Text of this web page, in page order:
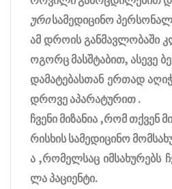
ურისამედიცინო
ამ დროის განმავლობაში
ოგორც მასშტაბით, ასევე
დამატებასთან ერთად
დროვე აპარატურით .
ჩვენი მიზანია ,რომ თქვენ
რისხის სამედიცინო
ა ,რომელსაც იმსახურებს
ლა პაციენტი.